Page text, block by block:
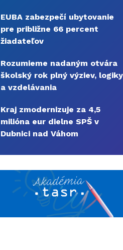
EUBA zabezpečí ubytovanie
pre približne 66 percent
žiadateľov
Rozumieme nadaným otvára
školský rok plný výziev, logiky
a vzdelávania
Kraj zmodernizuje za 4,5
milióna eur dielne SPŠ v
Dubnici nad Váhom